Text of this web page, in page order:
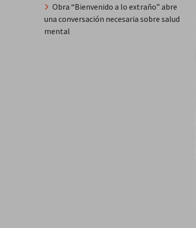
Obra “Bienvenido a lo extraño” abre
una conversación necesaria sobre salud
mental